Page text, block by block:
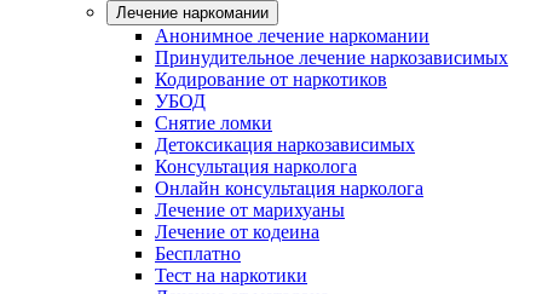
Лечение наркомании
Анонимное лечение наркомании
Принудительное лечение наркозависимых
Кодирование от наркотиков
УБОД
Снятие ломки
Детоксикация наркозависимых
Консультация нарколога
Онлайн консультация нарколога
Лечение от марихуаны
Лечение от кодеина
Бесплатно
Тест на наркотики